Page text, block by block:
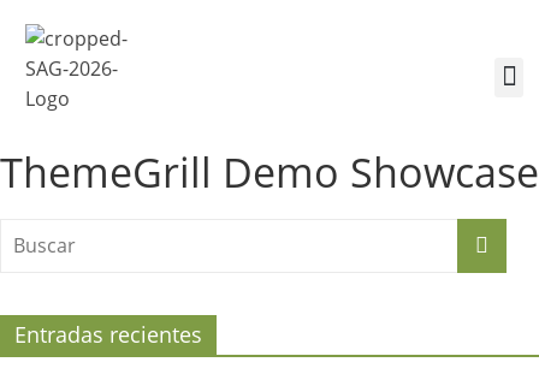
ThemeGrill Demo Showcase
Entradas recientes